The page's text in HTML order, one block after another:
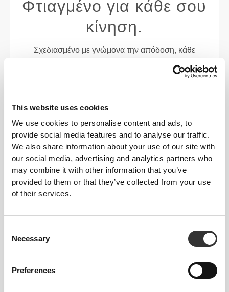
This website uses cookies
We use cookies to personalise content and ads, to
provide social media features and to analyse our traffic.
We also share information about your use of our site with
our social media, advertising and analytics partners who
may combine it with other information that you’ve
provided to them or that they’ve collected from your use
of their services.
Selection
Necessary
Preferences
Φτιαγμένο για κάθε σου
κίνηση.
Σχεδιασμένο με γνώμονα την απόδοση, κάθε
έξυπνο σχεδιασμό και μια καθαρή αισθητική που
προσαρμόζεται στο σώμα και τους στόχους σου.
υποστηρικτικό. Από την προθέρμανση μέχρι την
αποθεραπεία—και όλα τα ενδιάμεσα—τα βασικά
προϊόντα της Prozis σε βοηθούν να νιώθεις
ισορροπημένος, τολμηρός και έτοιμος για δράση
σε κάθε ραφή.
ΜΙΑ ΕΠΙΠΛΈΟΝ ΠΙΝΕΛΙΆ